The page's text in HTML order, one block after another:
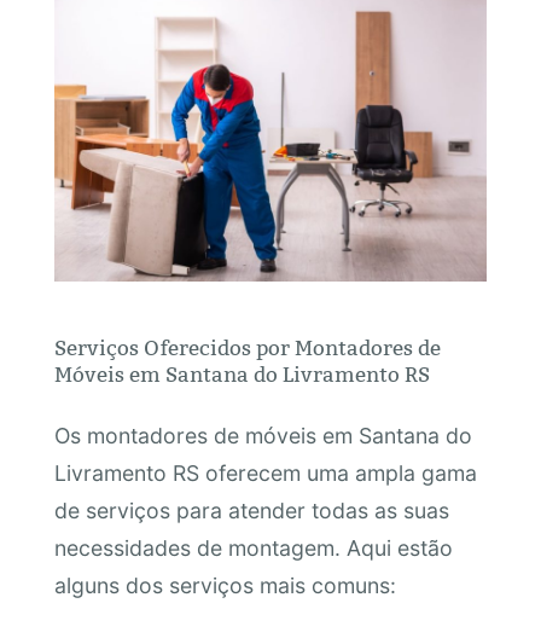
Serviços Oferecidos por Montadores de
Móveis em Santana do Livramento RS
Os montadores de móveis em Santana do
Livramento RS oferecem uma ampla gama
de serviços para atender todas as suas
necessidades de montagem. Aqui estão
alguns dos serviços mais comuns: